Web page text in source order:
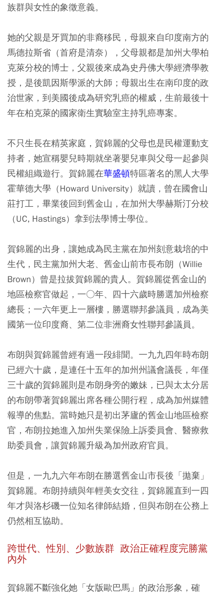
族群與女性的象徵意義。
她的父親是牙買加的非裔移民，母親來自印度南方的
馬德拉斯省（首府是清奈），父母親都是加州大學柏
克萊分校的博士，父親後來成為史丹佛大學經濟學教
授，是後凱因斯學派的大師；母親出生在南印度的政
治世家，到美國後成為研究乳癌的權威，生前最後十
年在柏克萊的國家衛生實驗室主持乳癌專案。
不只生長在精英家庭，賀錦麗的父母也是民權運動支
持者，她宣稱嬰兒時期就坐著嬰兒車與父母一起參與
民權組織遊行。賀錦麗在華盛頓特區著名的黑人大學
霍華德大學（Howard University）就讀，曾在國會山
莊打工，畢業後回到舊金山，在加州大學赫斯汀分校
（UC, Hastings）拿到法學博士學位。
賀錦麗的出身，讓她成為民主黨在加州刻意栽培的中
生代，民主黨加州大老、舊金山前市長布朗（Willie
Brown）曾是拉拔賀錦麗的貴人。賀錦麗從舊金山的
地區檢察官做起，一○年、四十六歲時勝選加州檢察
總長；一六年更上一層樓，勝選聯邦參議員，成為美
國第一位印度裔、第二位非洲裔女性聯邦參議員。
布朗與賀錦麗曾經有過一段緋聞。一九九四年時布朗
已經六十歲，是連任十五年的加州州議會議長，年僅
三十歲的賀錦麗則是布朗身旁的嫩妹，已與太太分居
的布朗帶著賀錦麗出席各種公開行程，成為加州媒體
報導的焦點。當時她只是初出茅廬的舊金山地區檢察
官，布朗拉她進入加州失業保險上訴委員會、醫療救
助委員會，讓賀錦麗升級為加州政府官員。
但是，一九九六年布朗在勝選舊金山市長後「拋棄」
賀錦麗。布朗持續與年輕美女交往，賀錦麗直到一四
年才與洛杉磯一位知名律師結婚，但與布朗在公務上
仍然相互協助。
跨世代、性別、少數族群 政治正確程度完勝黨
內外
賀錦麗不斷強化她「女版歐巴馬」的政治形象，確